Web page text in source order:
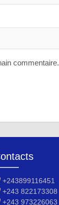
commentaire.
+243899116451
+243 822173308
+243 973226063